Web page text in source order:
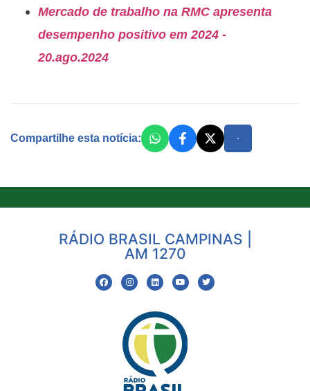
Mercado de trabalho na RMC apresenta
desempenho positivo em 2024 -
20.ago.2024
Compartilhe esta notícia:
RÁDIO BRASIL CAMPINAS |
AM 1270